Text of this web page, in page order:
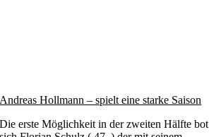
Andreas Hollmann – spielt eine starke Saison
Die erste Möglichkeit in der zweiten Hälfte bot